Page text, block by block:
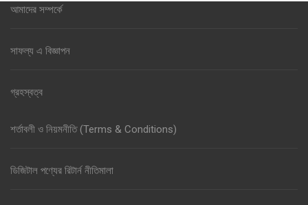
আমাদের সম্পর্কে
সাফল্য এ বিজ্ঞাপন
গ্রহস্বত্ব
শর্তাবলী ও নিয়মনীতি (Terms & Conditions)
ডিজিটাল পণ্যের রিটার্ন নীতিমালা